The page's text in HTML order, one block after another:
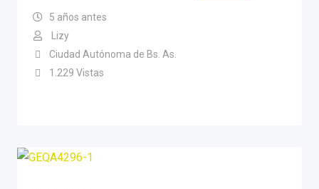
5 años antes
Lizy
Ciudad Autónoma de Bs. As.
1.229 Vistas